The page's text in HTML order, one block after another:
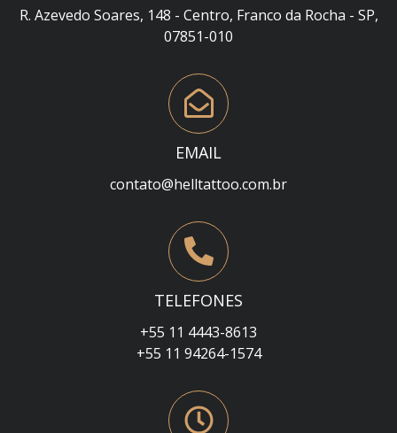
R. Azevedo Soares, 148 - Centro, Franco da Rocha - SP,
07851-010
EMAIL
contato@helltattoo.com.br
TELEFONES
+55 11 4443-8613
+55 11 94264-1574